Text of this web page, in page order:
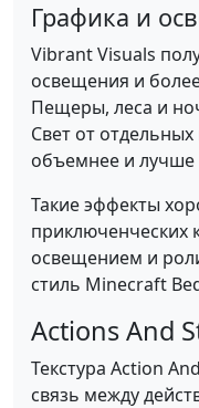
Графика и
Vibrant Visuals
освещения и
Пещеры, леса и
Свет от
объемнее и лучше
Такие эффекты
приключенческих
освещением и
стиль Minecraft
Actions And
Текстура Action
связь между